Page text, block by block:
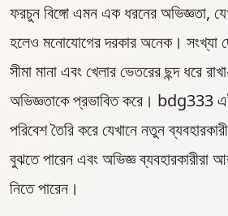
ফরচুন বিঙ্গো এমন এক ধরনের অভিজ্ঞতা,
হলেও মনোযোগের দরকার অনেক। সংখ্যা
সীমা মানা এবং খেলার ভেতরের ছন্দ ধরে
অভিজ্ঞতাকে প্রভাবিত করে। bdg333
পরিবেশ তৈরি করে যেখানে নতুন
বুঝতে পারেন এবং অভিজ্ঞ ব্যবহারকারীরা
নিতে পারেন।